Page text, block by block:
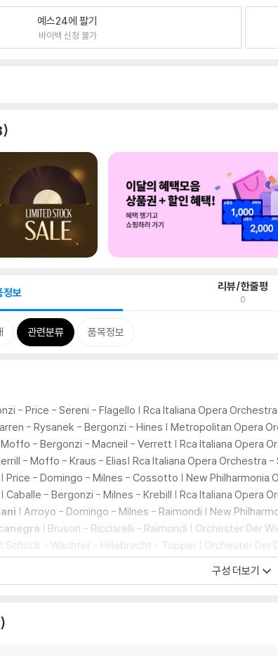
예스24에 팔기
바이백 신청 불가
정보 리뷰/한줄평
0
관련분류 품목정보
- Price - Sereni - Flagello | Rca Italiana Opera
- Rysanek - Bergonzi - Hines | Metropolitan Opera
Moffo - Bergonzi - Macneil - Verrett | Rca Italiana Opera
- Moffo - Kraus - Elias| Rca Italiana Opera Orchestra -
| Price - Domingo - Milnes - Cossotto | New Philharmonia
| Caballe - Bergonzi - Milnes - Krebill | Rca Italiana Opera
| Arroyo - Domingo - Milnes - Raimondi | New
| Bruson - Ricciarelli - Raimondi | Orchester Der
| Schock - Wachter - Hillebrecht - Topper | Orchester Der
- Millo - Furlanetto| Metropolitan Opera Orchestra -
Bjorling - Barbieri | Orchestra Of The Rome Opera House -
구성 더보기